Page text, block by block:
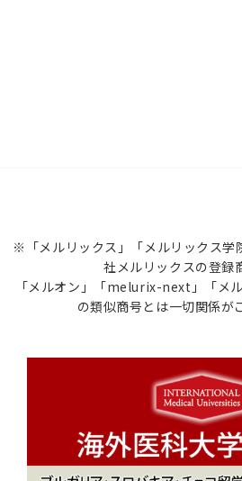
※「メルリックス」「メルリックス
社メルリックスの登録
「メルオン」「melurix-next」「メ
の類似商号とは一切関係が